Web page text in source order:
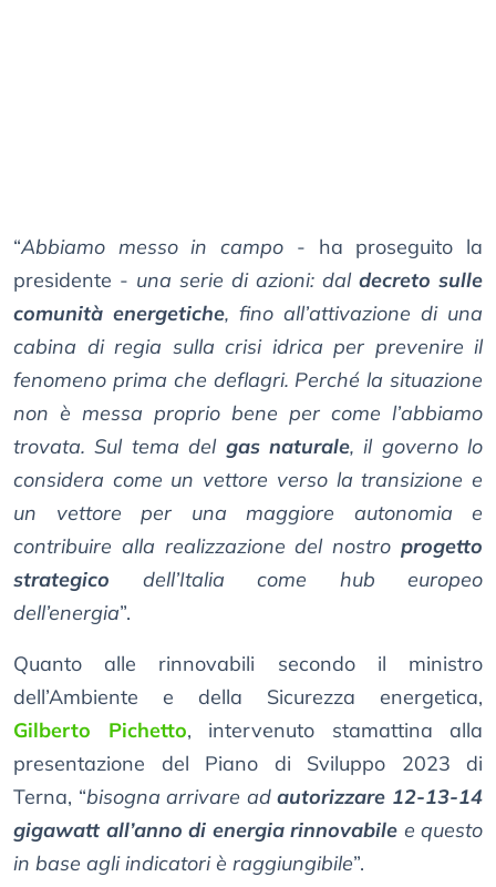
“Abbiamo messo in campo - ha proseguito la
presidente - una serie di azioni: dal decreto sulle
comunità energetiche, fino all’attivazione di una
cabina di regia sulla crisi idrica per prevenire il
fenomeno prima che deflagri. Perché la situazione
non è messa proprio bene per come l’abbiamo
trovata. Sul tema del gas naturale, il governo lo
considera come un vettore verso la transizione e
un vettore per una maggiore autonomia e
contribuire alla realizzazione del nostro progetto
strategico dell’Italia come hub europeo
dell’energia”.
Quanto alle rinnovabili secondo il ministro
dell’Ambiente e della Sicurezza energetica,
Gilberto Pichetto, intervenuto stamattina alla
presentazione del Piano di Sviluppo 2023 di
Terna, “bisogna arrivare adautorizzare 12-13-14
gigawatt all’anno di energia rinnovabile e questo
in base agli indicatori è raggiungibile”.